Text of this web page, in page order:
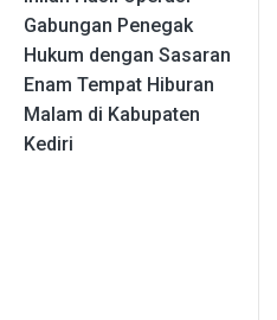
Gabungan Penegak
Hukum dengan Sasaran
Enam Tempat Hiburan
Malam di Kabupaten
Kediri